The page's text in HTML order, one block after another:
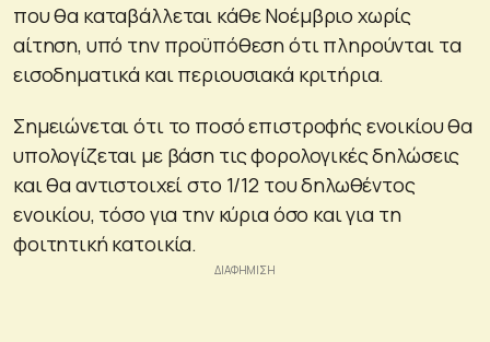
που θα καταβάλλεται κάθε Νοέμβριο χωρίς
αίτηση, υπό την προϋπόθεση ότι πληρούνται τα
εισοδηματικά και περιουσιακά κριτήρια.
Σημειώνεται ότι το ποσό επιστροφής ενοικίου θα
υπολογίζεται με βάση τις φορολογικές δηλώσεις
και θα αντιστοιχεί στο 1/12 του δηλωθέντος
ενοικίου, τόσο για την κύρια όσο και για τη
φοιτητική κατοικία.